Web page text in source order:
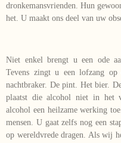
dronkemansvrienden. Hun
het. U maakt ons deel van uw
Niet enkel brengt u een ode
Tevens zingt u een lofzang
nachtbraker. De pint. Het bier.
plaatst die alcohol niet in het
alcohol een heilzame werking
mensen. U gaat zelfs nog een
op wereldvrede dragen. Als wij